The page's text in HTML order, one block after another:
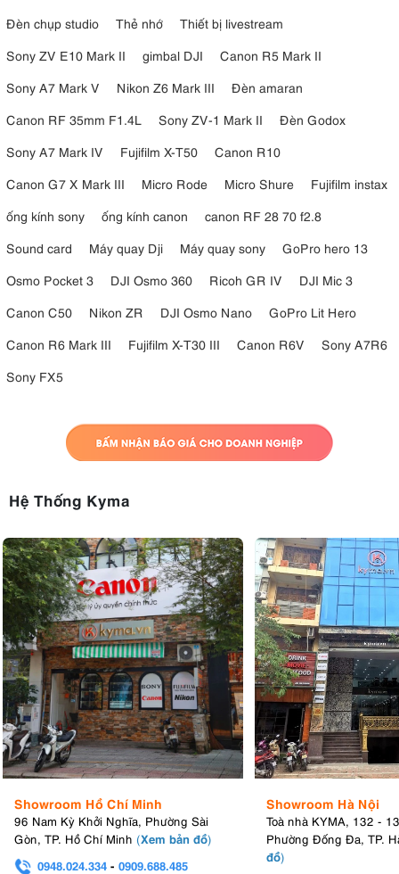
Đèn chụp studio
Thẻ nhớ
Thiết bị livestream
Sony ZV E10 Mark II
gimbal DJI
Canon R5 Mark II
Sony A7 Mark V
Nikon Z6 Mark III
Đèn amaran
Canon RF 35mm F1.4L
Sony ZV-1 Mark II
Đèn Godox
Sony A7 Mark IV
Fujifilm X-T50
Canon R10
Canon G7 X Mark III
Micro Rode Micro Shure
Fujifilm instax
ống kính sony
ống kính canon
canon RF 28 70 f2.8
Sound card
Máy quay Dji Máy quay sony
GoPro hero 13
Osmo Pocket 3
DJI Osmo 360 Ricoh GR IV
DJI Mic 3
Canon C50
Nikon ZR DJI Osmo Nano
GoPro Lit Hero
Canon R6 Mark III
Fujifilm X-T30 III Canon R6V
Sony A7R6
Sony FX5
Hệ Thống Kyma
Showroom Hồ Chí Minh
96 Nam Kỳ Khởi Nghĩa, Phường Sài
Gòn, TP. Hồ Chí Minh (Xem bản đồ)
0948.024.334 - 0909.688.485
Showroom Hà Nội
Toà nhà KYMA, 132 -
Phường Đống Đa, TP.
đồ)